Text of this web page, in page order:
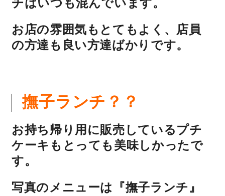
nattokuグループコーポレートサイト
理想の暮らしを引き出すデザイン力
家具まで標準仕様の空間コーディネート
身体に優しい自然素材の家
チはいつも混んでいます。
お店の雰囲気もとてもよく、店員
の方達も良い方達ばかりです。
撫子ランチ？？
お持ち帰り用に販売しているプチ
ケーキもとっても美味しかったで
す。
写真のメニューは『撫子ランチ』